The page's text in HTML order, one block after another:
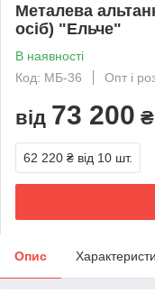
Металева
осіб) "Ельче"
В наявності
Код: МБ-36
Опт і
від 73 200 ₴
62 220 ₴ від 10 шт.
Опис